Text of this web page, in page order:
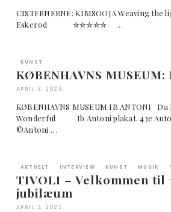
CISTERNERNE: KIMSOOJA Weaving
Eskerod ✮✮✮✮✮ …
KUNST
KØBENHAVNS
APRIL 3, 2023
KØBENHAVNS MUSEUM IB ANTONI Da
Wonderful Ib Antoni plakat. 43e
©Antoni …
AKTUELT INTERVIEW KUNST MUSIK
TIVOLI – Velkommen til
jubilæum
APRIL 3, 2023